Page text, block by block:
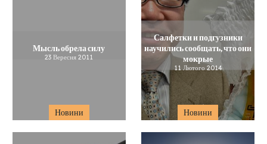
Новини
Мысль обрела силу
23 Вересня 2011
Новини
Салфетки и подгузники
научились сообщать, что они
мокрые
11 Лютого 2014